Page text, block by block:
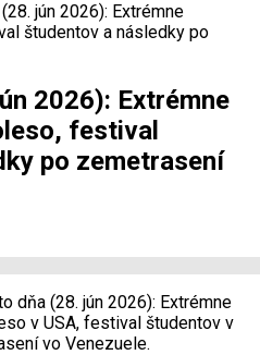
jún 2026): Extrémne
študentov a následky po
2026): Extrémne
festival
po zemetrasení
dňa (28. jún 2026): Extrémne
v USA, festival študentov v
vo Venezuele.